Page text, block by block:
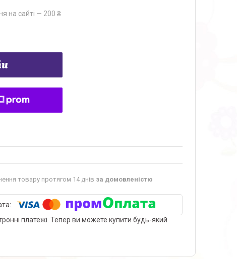
на сайті — 200 ₴
товару протягом 14 днів за домовленістю
платежі. Тепер ви можете купити будь-який